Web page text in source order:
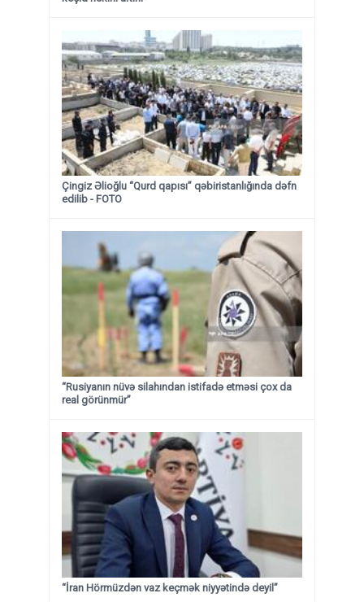
Çingiz Əlioğlu “Qurd qapısı” qəbiristanlığında dəfn
edilib - FOTO
“Rusiyanın nüvə silahından istifadə etməsi çox da
real görünmür”
“İran Hörmüzdən vaz keçmək niyyətində deyil”